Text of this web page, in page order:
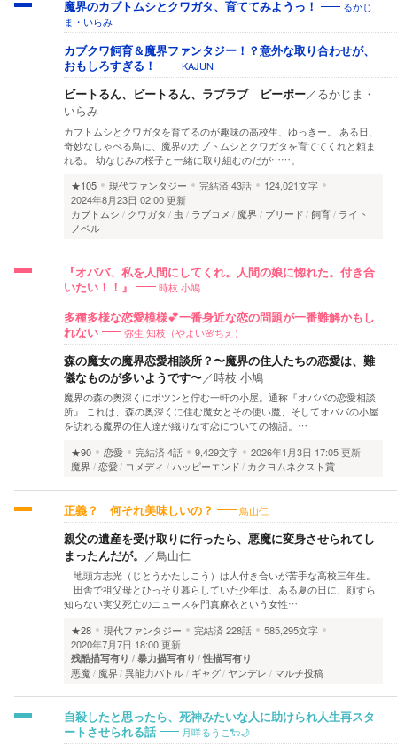
魔界のカブトムシとクワガタ、育ててみようっ！
るかじ
ま・いらみ
カブクワ飼育＆魔界ファンタジー！？意外な取り合わせが、
おもしろすぎる！
KAJUN
ビートるん、ビートるん、ラブラブ ピーポー／るかじま・
いらみ
カブトムシとクワガタを育てるのが趣味の高校生、ゆっきー。 ある日、
奇妙なしゃべる鳥に、魔界のカブトムシとクワガタを育ててくれと頼ま
れる。 幼なじみの桜子と一緒に取り組むのだが……。
★105
現代ファンタジー 完結済43話
124,021文字
2024年8月23日 02:00 更新
カブトムシ
クワガタ 虫 ラブコメ 魔界 ブリード 飼育
ライト
ノベル
『オババ、私を人間にしてくれ。人間の娘に惚れた。付き合
いたい！！』
時枝 小鳩
多種多様な恋愛模様💕一番身近な恋の問題が一番難解かもし
れない
弥生 知枝（やよい🌸ちえ）
森の魔女の魔界恋愛相談所？〜魔界の住人たちの恋愛は、難
儀なものが多いようです〜／時枝 小鳩
魔界の森の奥深くにポツンと佇む一軒の小屋。通称『オババの恋愛相談
所』 これは、森の奥深くに住む魔女とその使い魔、そしてオババの小屋
を訪れる魔界の住人達が織りなす恋についての物語。…
★90
恋愛 完結済4話 9,429文字
2026年1月3日 17:05 更新
魔界
恋愛 コメディ ハッピーエンド カクヨムネクスト賞
正義？ 何それ美味しいの？ 鳥山仁
親父の遺産を受け取りに行ったら、悪魔に変身させられてし
まったんだが。 ／鳥山仁
地頭方志光（じとうかたしこう）は人付き合いが苦手な高校三年生。
田舎で祖父母とひっそり暮らしていた少年は、ある夏の日に、顔すら
知らない実父死亡のニュースを門真麻衣という女性…
★28
現代ファンタジー 完結済228話
585,295文字
2020年7月7日 18:00 更新
残酷描写有り 暴力描写有り 性描写有り
悪魔 魔界 異能力バトル ギャグ ヤンデレ マルチ投稿
自殺したと思ったら、死神みたいな人に助けられ人生再スタ
ートさせられる話
月咩るうこ🐑🌙